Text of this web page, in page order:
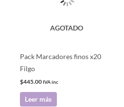
AGOTADO
Pack Marcadores finos x20
Filgo
$445.00 IVA inc
Leer más